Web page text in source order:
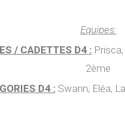
Equipes:
/ CADETTES D4 :
2ème
D4 : Swann, Eléa,